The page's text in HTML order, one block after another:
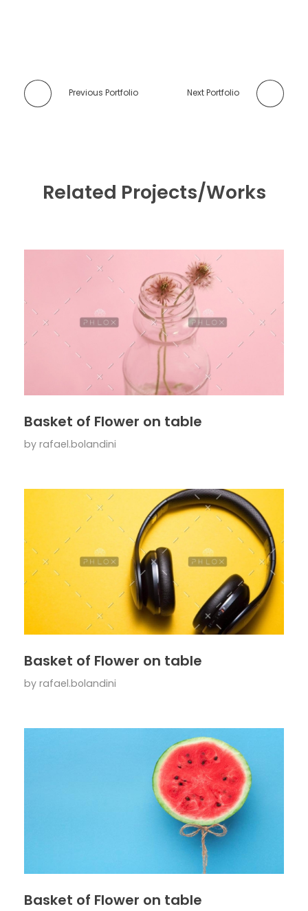
Previous Portfolio Next Portfolio
Related Projects/Works
Basket of Flower on table
by rafael.bolandini
Basket of Flower on table
by rafael.bolandini
Basket of Flower on table